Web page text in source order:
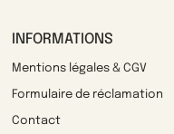
INFORMATIONS
Mentions légales & CGV
Formulaire de réclamation
Contact